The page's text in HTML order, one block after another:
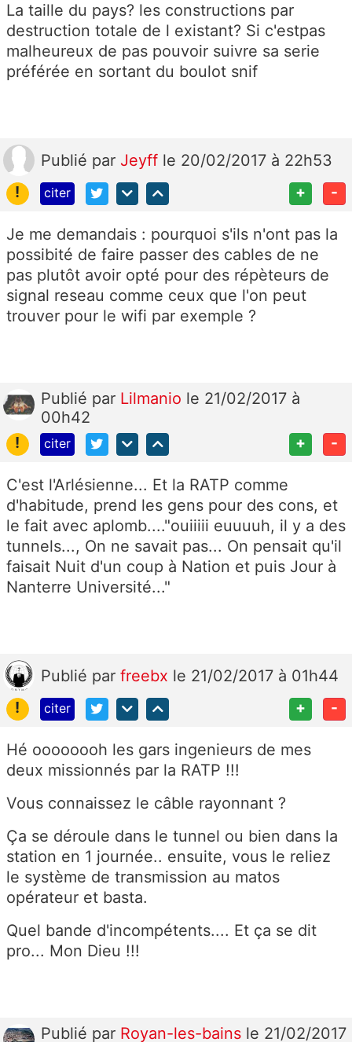
La taille du pays? les constructions par
destruction totale de l existant? Si c'estpas
malheureux de pas pouvoir suivre sa serie
préférée en sortant du boulot snif
Publié par Jeyff le 20/02/2017 à 22h53
!
citer + -
Je me demandais : pourquoi s'ils n'ont pas la
possibité de faire passer des cables de ne
pas plutôt avoir opté pour des répèteurs de
signal reseau comme ceux que l'on peut
trouver pour le wifi par exemple ?
Publié par Lilmanio le 21/02/2017 à
00h42
!
citer + -
C'est l'Arlésienne... Et la RATP comme
d'habitude, prend les gens pour des cons, et
le fait avec aplomb...."ouiiiii euuuuh, il y a des
tunnels..., On ne savait pas... On pensait qu'il
faisait Nuit d'un coup à Nation et puis Jour à
Nanterre Université..."
Publié par freebx le 21/02/2017 à 01h44
!
citer + -
Hé oooooooh les gars ingenieurs de mes
deux missionnés par la RATP !!!
Vous connaissez le câble rayonnant ?
Ça se déroule dans le tunnel ou bien dans la
station en 1 journée.. ensuite, vous le reliez
le système de transmission au matos
opérateur et basta.
Quel bande d'incompétents.... Et ça se dit
pro... Mon Dieu !!!
Publié par Royan-les-bains le 21/02/2017